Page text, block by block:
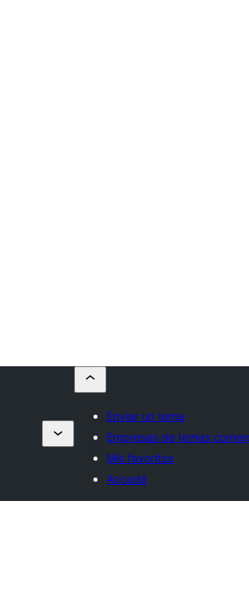
Enviar un tema
Empresas de temas
Mis favoritos
Accedé